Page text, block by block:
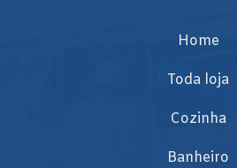
Home
Toda loja
Cozinha
Banheiro